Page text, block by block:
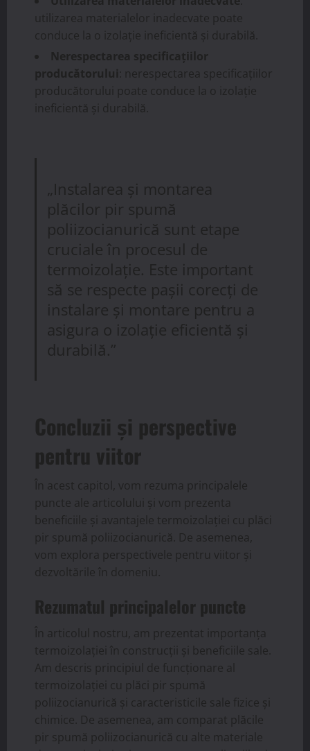
utilizarea materialelor inadecvate poate
conduce la o izolație ineficientă și durabilă.
Nerespectarea specificațiilor
producătorului : nerespectarea specificațiilor
producătorului poate conduce la o izolație
ineficientă și durabilă.
„Instalarea și montarea
plăcilor pir spumă
poliizocianurică sunt etape
cruciale în procesul de
termoizolație. Este important
să se respecte pașii corecți de
instalare și montare pentru a
asigura o izolație eficientă și
durabilă.”
Concluzii și perspective
pentru viitor
În acest capitol, vom rezuma principalele
puncte ale articolului și vom prezenta
beneficiile și avantajele termoizolației cu plăci
pir spumă poliizocianurică. De asemenea,
vom explora perspectivele pentru viitor și
dezvoltările în domeniu.
Rezumatul principalelor puncte
În articolul nostru, am prezentat importanța
termoizolației în construcții și beneficiile sale.
Am descris principiul de funcționare al
termoizolației cu plăci pir spumă
poliizocianurică și caracteristicile sale fizice și
chimice. De asemenea, am comparat plăcile
pir spumă poliizocianurică cu alte materiale